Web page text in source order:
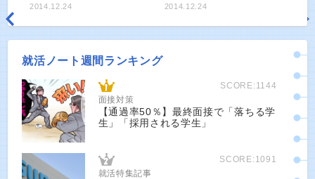
2014.12.24 2014.12.24
就活ノート週間ランキング
SCORE:1144
面接対策
【通過率50％】最終面接で「落ちる学
生」「採用される学生」
SCORE:1091
就活特集記事